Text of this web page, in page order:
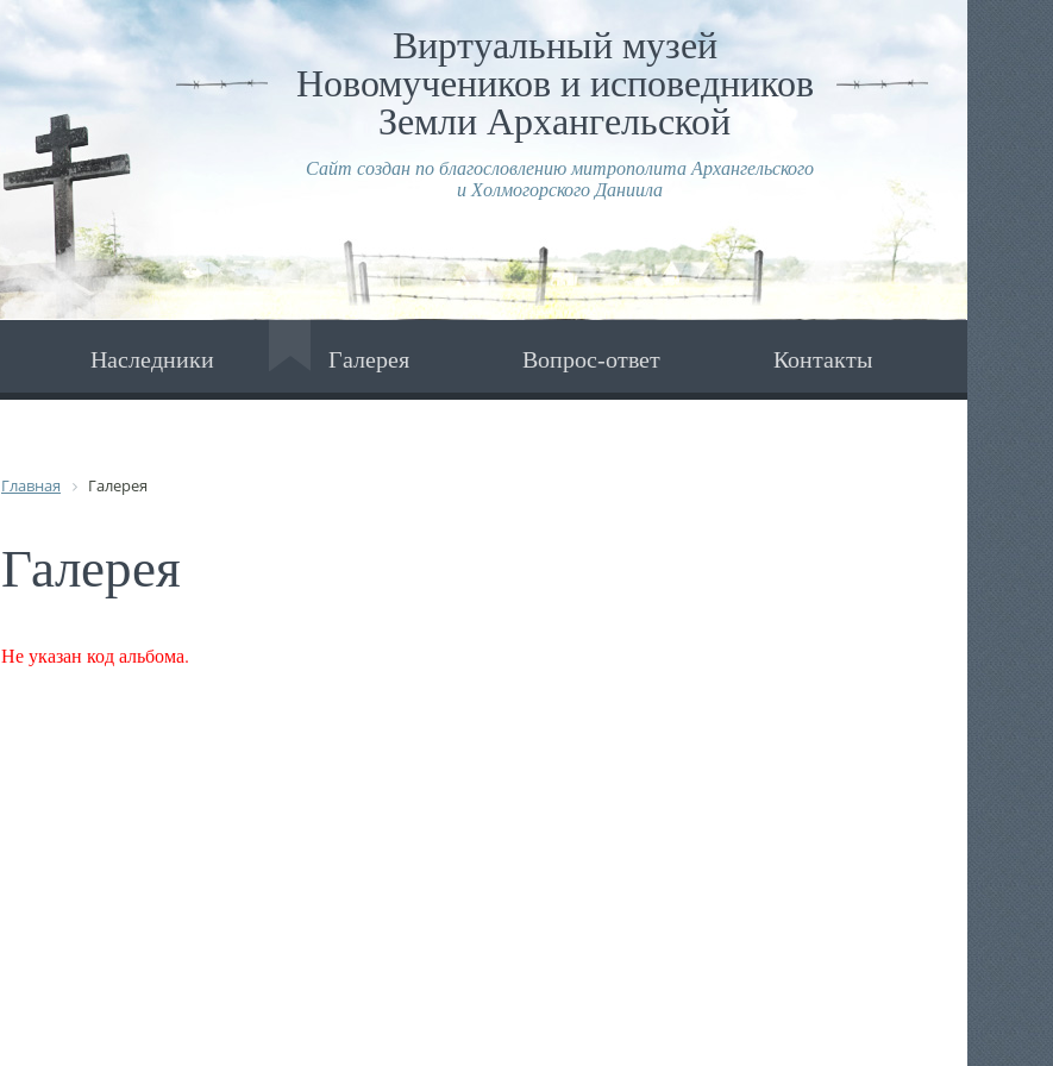
Виртуальный музей
Новомучеников и исповедников
Земли Архангельской
Сайт создан по благословлению митрополита Архангельского
и Холмогорского Даниила
Наследники Галерея Вопрос-ответ Контакты
Главная Галерея
Галерея
Не указан код альбома.